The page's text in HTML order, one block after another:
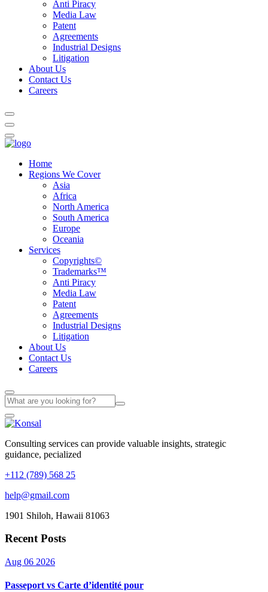
Anti Piracy
Media Law
Patent
Agreements
Industrial Designs
Litigation
About Us
Contact Us
Careers
Home
Regions We Cover
Asia
Africa
North America
South America
Europe
Oceania
Services
Copyrights©
Trademarks™
Anti Piracy
Media Law
Patent
Agreements
Industrial Designs
Litigation
About Us
Contact Us
Careers
Consulting services can provide valuable insights, strategic
guidance, pecialized
+112 (789) 568 25
help@gmail.com
1901 Shiloh, Hawaii 81063
Recent Posts
Aug 06 2026
Passeport vs Carte d’identité pour